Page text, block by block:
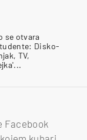
se otvara
Disko-
TV,
Facebook